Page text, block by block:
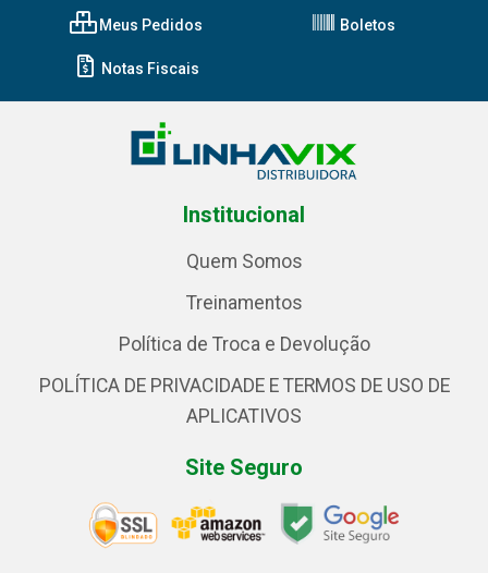
Meus Pedidos Boletos
Notas Fiscais
Institucional
Quem Somos
Treinamentos
Política de Troca e Devolução
POLÍTICA DE PRIVACIDADE E TERMOS DE USO DE
APLICATIVOS
Site Seguro